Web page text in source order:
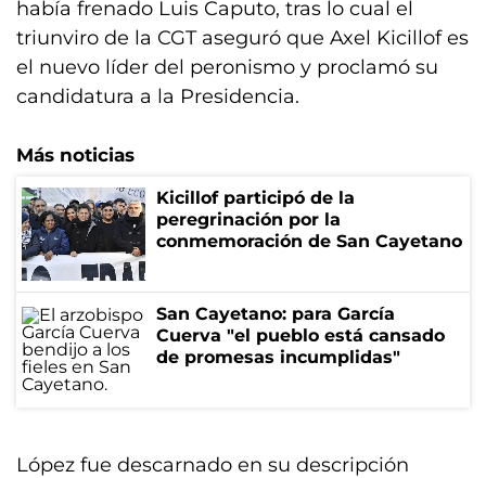
había frenado Luis Caputo, tras lo cual el
triunviro de la CGT aseguró que Axel Kicillof es
el nuevo líder del peronismo y proclamó su
candidatura a la Presidencia.
Más noticias
Kicillof participó de la
peregrinación por la
conmemoración de San Cayetano
San Cayetano: para García
Cuerva "el pueblo está cansado
de promesas incumplidas"
López fue descarnado en su descripción